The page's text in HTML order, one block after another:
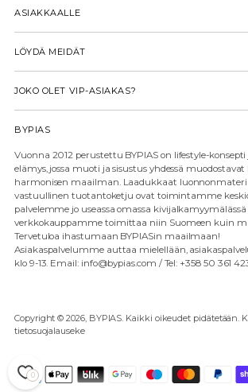
ASIAKKAALLE
LÖYDÄ MEIDÄT
JOKO OLET VIP-ASIAKAS?
BYPIAS
Vuonna 2012 perustettu BYPIAS on lifestyle-
elämys, jossa muoti ja sisustus yhdessä
harmonisen maailman. Laadukkaat
vastuullinen tuotantoketju ovat toimintamme
palvelemme jo useassa omassa kivijalkamyymälässä
verkkokauppamme toimittaa niin Suomeen kuin
Tervetuloa ihastumaan BYPIASin maailmaan!
Asiakaspalvelumme auttaa mielellään,
klo 9-13. Email: info@bypias.com / Tel: +358 50 361
Copyright © 2026, BYPIAS. Kaikki oikeudet pidätetään.
tietosuojalauseke
0